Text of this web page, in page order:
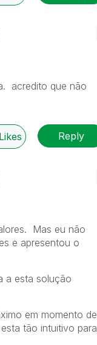
acredito que não
Likes Reply
Mas eu não
e apresentou o
a esta solução
em momento de
tão intuitivo para